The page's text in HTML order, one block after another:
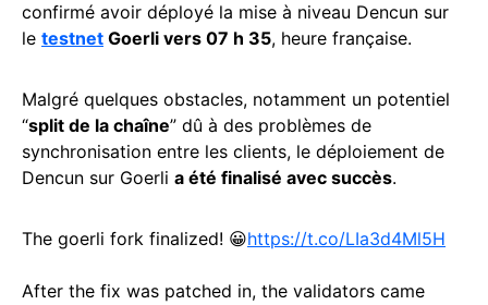
confirmé avoir déployé la mise à niveau Dencun sur
le testnet Goerli vers 07 h 35, heure française.
Malgré quelques obstacles, notamment un potentiel
“split de la chaîne” dû à des problèmes de
synchronisation entre les clients, le déploiement de
Dencun sur Goerli a été finalisé avec succès.
The goerli fork finalized! 😀https://t.co/LIa3d4Ml5H
After the fix was patched in, the validators came